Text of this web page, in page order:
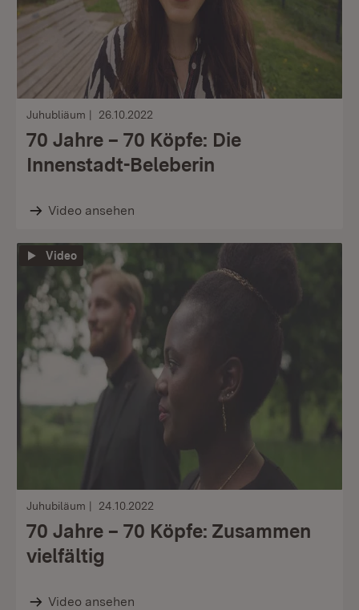
Juhubliäum 26.10.2022
70 Jahre – 70 Köpfe: Die
Innenstadt-Beleberin
Video ansehen
Video
Juhubiläum 24.10.2022
70 Jahre – 70 Köpfe: Zusammen
vielfältig
Video ansehen